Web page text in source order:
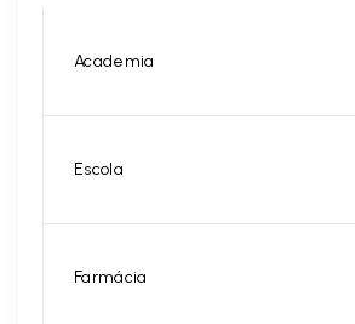
Academia
Escola
Farmácia